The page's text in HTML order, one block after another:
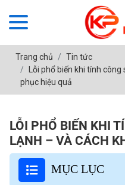
Trang chủ
Tin tức
Lỗi phổ biến khi tính
phục hiệu quả
LỖI PHỔ BIẾN KHI
LẠNH – VÀ CÁCH
MỤC LỤC